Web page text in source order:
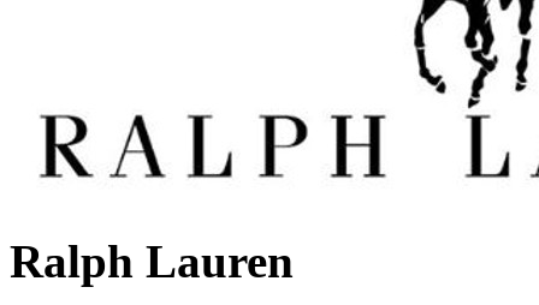
Ralph Lauren